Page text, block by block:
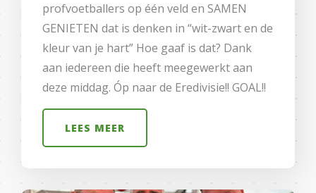
profvoetballers op één veld en SAMEN
GENIETEN dat is denken in “wit-zwart en de
kleur van je hart” Hoe gaaf is dat? Dank
aan iedereen die heeft meegewerkt aan
deze middag. Óp naar de Eredivisie!! GOAL!!
LEES MEER